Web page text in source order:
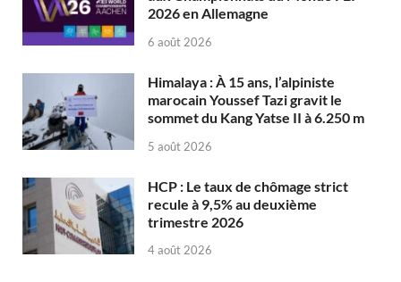
2026 en Allemagne
6 août 2026
Himalaya : À 15 ans, l’alpiniste
marocain Youssef Tazi gravit le
sommet du Kang Yatse II à 6.250 m
5 août 2026
HCP : Le taux de chômage strict
recule à 9,5% au deuxième
trimestre 2026
4 août 2026